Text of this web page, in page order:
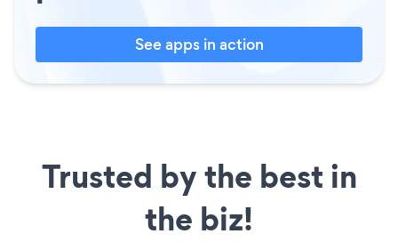
See apps in action
Trusted by the best in
the biz!